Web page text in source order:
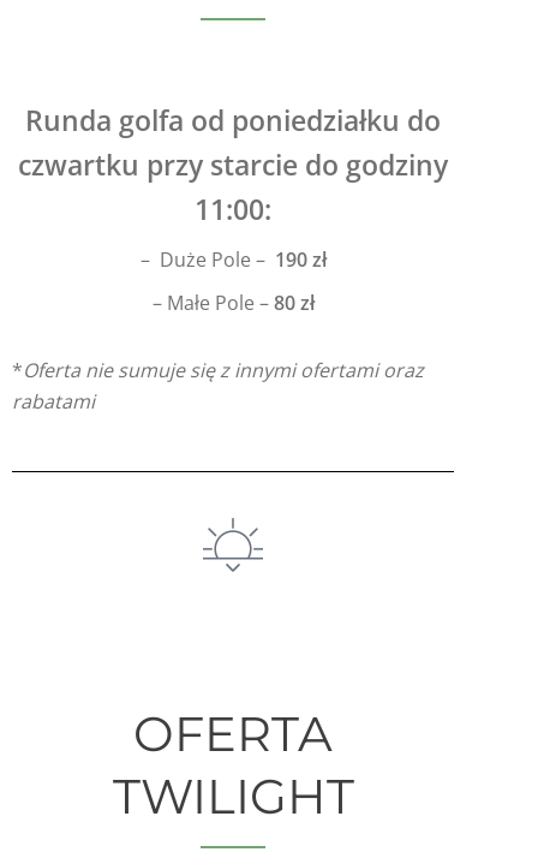
Runda golfa od poniedziałku do
czwartku przy starcie do godziny
11:00:
– Duże Pole – 190 zł
– Małe Pole –80 zł
*Oferta nie sumuje się z innymi ofertami oraz
rabatami
OFERTA
TWILIGHT